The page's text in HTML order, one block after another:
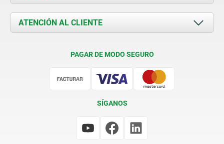
Novedades
Contacto
Documents
ATENCIÓN AL CLIENTE
PAGAR DE MODO SEGURO
SÍGANOS